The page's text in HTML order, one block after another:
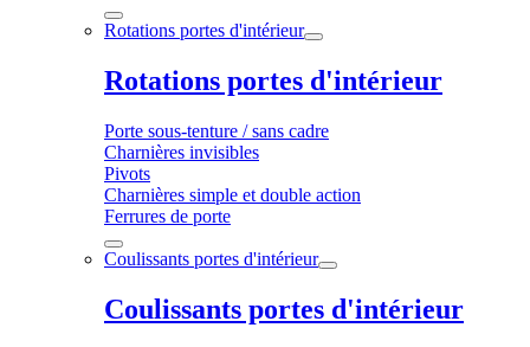
Rotations portes d'intérieur
Rotations portes d'intérieur
Porte sous-tenture / sans cadre
Charnières invisibles
Pivots
Charnières simple et double action
Ferrures de porte
Coulissants portes d'intérieur
Coulissants portes d'intérieur